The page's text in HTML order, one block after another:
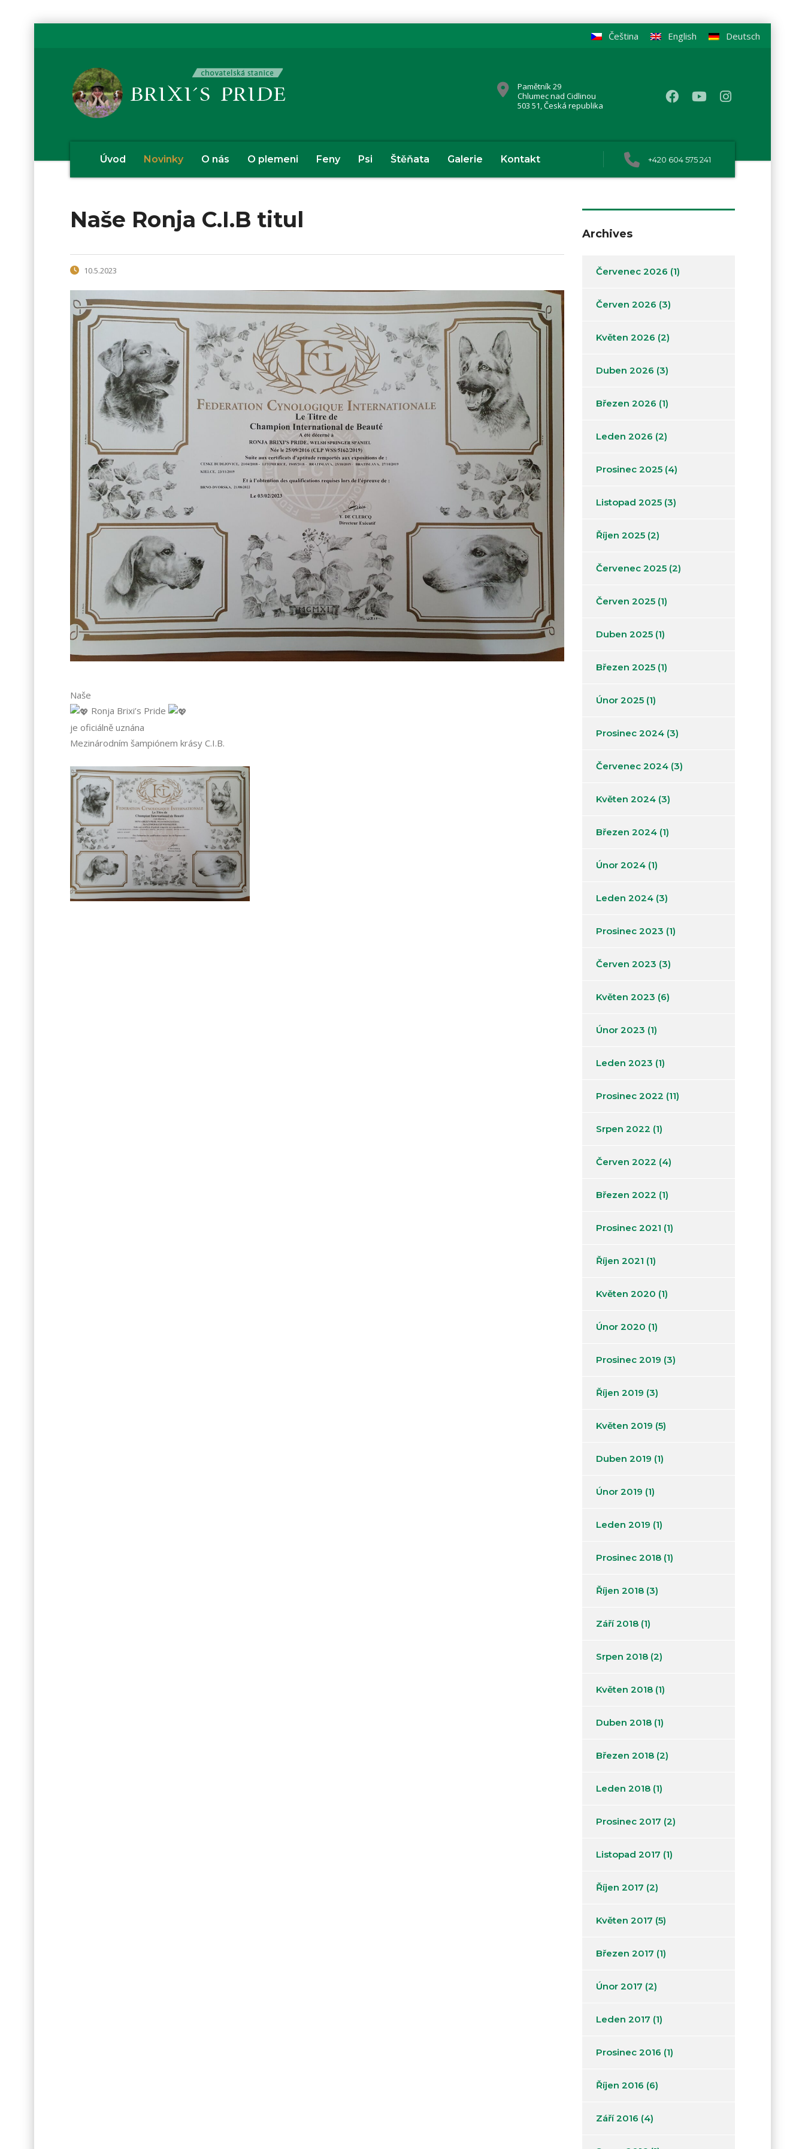
Deutsch
English
Čeština
Pamětník 29
Chlumec nad Cidlinou
503 51, Česká republika
Úvod Novinky O nás O plemeni Feny Psi Štěňata Galerie Kontakt +420 604 575 241
Naše Ronja C.I.B titul
10.5.2023
Naše
Ronja Brixi’s Pride
je oficiálně uznána
Mezinárodním šampiónem krásy C.I.B.
Archives
Červenec 2026 (1)
Červen 2026 (3)
Květen 2026 (2)
Duben 2026 (3)
Březen 2026 (1)
Leden 2026 (2)
Prosinec 2025 (4)
Listopad 2025 (3)
Říjen 2025 (2)
Červenec 2025 (2)
Červen 2025 (1)
Duben 2025 (1)
Březen 2025 (1)
Únor 2025 (1)
Prosinec 2024 (3)
Červenec 2024 (3)
Květen 2024 (3)
Březen 2024 (1)
Únor 2024 (1)
Leden 2024 (3)
Prosinec 2023 (1)
Červen 2023 (3)
Květen 2023 (6)
Únor 2023 (1)
Leden 2023 (1)
Prosinec 2022 (11)
Srpen 2022 (1)
Červen 2022 (4)
Březen 2022 (1)
Prosinec 2021 (1)
Říjen 2021 (1)
Květen 2020 (1)
Únor 2020 (1)
Prosinec 2019 (3)
Říjen 2019 (3)
Květen 2019 (5)
Duben 2019 (1)
Únor 2019 (1)
Leden 2019 (1)
Prosinec 2018 (1)
Říjen 2018 (3)
Září 2018 (1)
Srpen 2018 (2)
Květen 2018 (1)
Duben 2018 (1)
Březen 2018 (2)
Leden 2018 (1)
Prosinec 2017 (2)
Listopad 2017 (1)
Říjen 2017 (2)
Květen 2017 (5)
Březen 2017 (1)
Únor 2017 (2)
Leden 2017 (1)
Prosinec 2016 (1)
Říjen 2016 (6)
Září 2016 (4)